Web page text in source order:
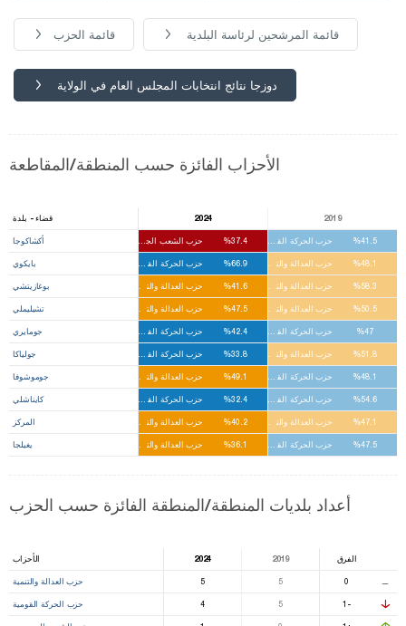
قائمة الحزب قائمة المرشحين لرئاسة البلدية
دوزجا نتائج انتخابات المجلس العام في الولاية
الأحزاب الفائزة حسب المنطقة/المقاطعة
قضاء - بلدة 2024 2019
أكشاكوجا حزب الشعب الجمهوري %37.4 حزب الحركة القومية %41.5
بايكوي حزب الحركة القومية %66.9 حزب العدالة والتنمية %48.1
بوغازيتشي حزب العدالة والتنمية %41.6 حزب العدالة والتنمية %58.3
تشيليملي حزب العدالة والتنمية %47.5 حزب العدالة والتنمية %50.5
جومايري حزب الحركة القومية %42.4 حزب الحركة القومية %47
جولياكا حزب الحركة القومية %33.8 حزب العدالة والتنمية %51.8
جوموشوفا حزب العدالة والتنمية %49.1 حزب الحركة القومية %48.1
كايناشلي حزب الحركة القومية %32.4 حزب الحركة القومية %54.6
المركز حزب العدالة والتنمية %40.2 حزب العدالة والتنمية %47.1
يغيلجا حزب العدالة والتنمية %36.1 حزب الحركة القومية %47.5
أعداد بلديات المنطقة/المنطقة الفائزة حسب الحزب
الأحزاب 2024 2019 الفرق
حزب العدالة والتنمية 5 5 0
حزب الحركة القومية 4 5 -1